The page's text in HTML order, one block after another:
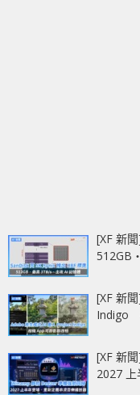
[XF 新
[XF 新
Indigo
[XF 新
2027